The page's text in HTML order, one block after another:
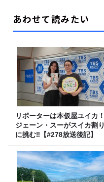
あわせて読みたい
リポーターは本仮屋ユイカ！
ジェーン・スーがスイカ割り
に挑む‼【#278放送後記】